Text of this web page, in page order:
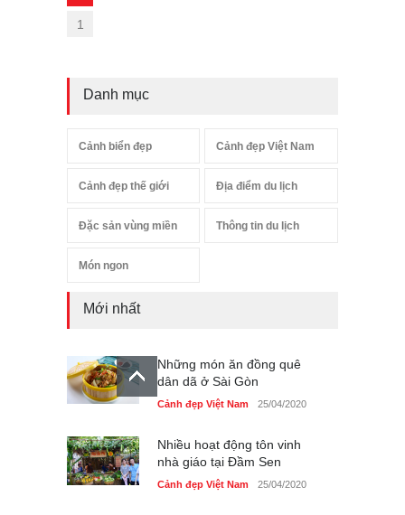
1
Danh mục
Cảnh biển đẹp Cảnh đẹp Việt Nam
Cảnh đẹp thế giới Địa điểm du lịch
Đặc sản vùng miền Thông tin du lịch
Món ngon
Mới nhất
Những món ăn đồng quê
dân dã ở Sài Gòn
Cảnh đẹp Việt Nam 25/04/2020
Nhiều hoạt động tôn vinh
nhà giáo tại Đầm Sen
Cảnh đẹp Việt Nam 25/04/2020